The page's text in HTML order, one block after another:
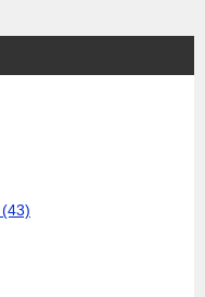
(43)